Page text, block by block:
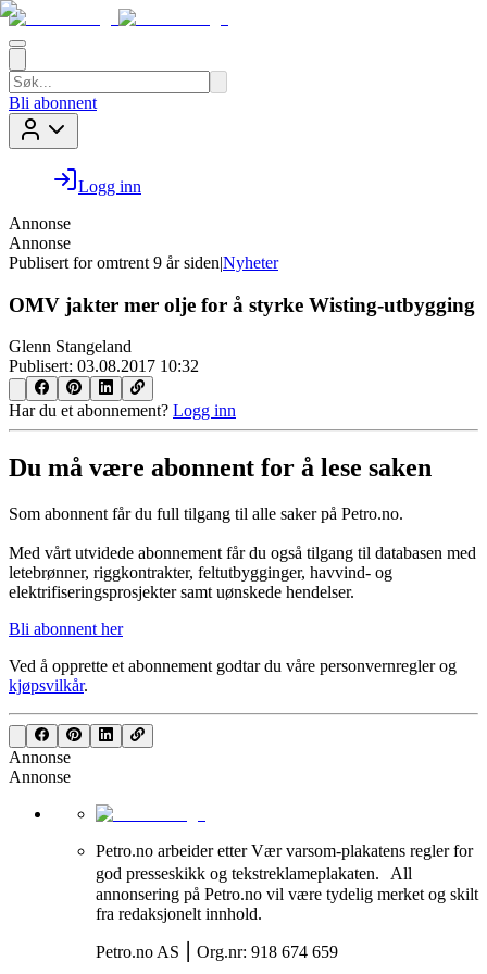
Bli abonnent
Logg inn
Annonse
Annonse
Publisert for omtrent 9 år siden|Nyheter
OMV jakter mer olje for å styrke Wisting-utbygging
Glenn Stangeland
Publisert: 03.08.2017 10:32
Har du et abonnement? Logg inn
Du må være abonnent for å lese saken
Som abonnent får du full tilgang til alle saker på Petro.no.
Med vårt utvidede abonnement får du også tilgang til databasen med
letebrønner, riggkontrakter, feltutbygginger, havvind- og
elektrifiseringsprosjekter samt uønskede hendelser.
Bli abonnent her
Ved å opprette et abonnement godtar du våre personvernreglerog
kjøpsvilkår.
Annonse
Annonse
Petro.no arbeider etter Vær varsom-plakatens regler for
god presseskikk og tekstreklameplakaten. All
annonsering på Petro.no vil være tydelig merket og skilt
fra redaksjonelt innhold.
Petro.no AS ⎮ Org.nr: 918 674 659